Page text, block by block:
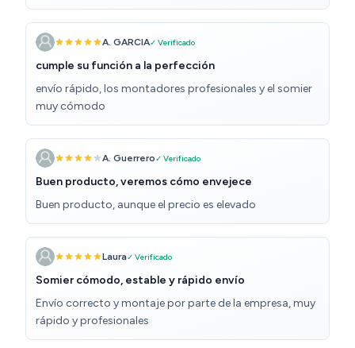
A. GARCIA✓ Verificado
cumple su función a la perfección
envío rápido, los montadores profesionales y el somier
muy cómodo
A. Guerrero✓ Verificado
Buen producto, veremos cómo envejece
Buen producto, aunque el precio es elevado
Laura✓ Verificado
Somier cómodo, estable y rápido envío
Envío correcto y montaje por parte de la empresa, muy
rápido y profesionales